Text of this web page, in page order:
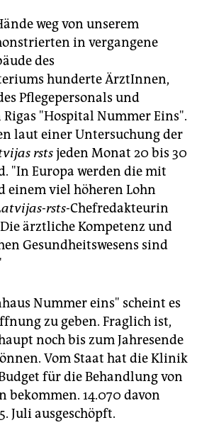
weg von unserem
in vergangene
des
hunderte ÄrztInnen,
Pflegepersonals und
"Hospital Nummer Eins".
laut einer Untersuchung der
rstsjeden Monat 20 bis 30
"In Europa werden die mit
einem viel höheren Lohn
rsts-Chefredakteurin
ärztliche Kompetenz und
Gesundheitswesens sind
Nummer eins" scheint es
zu geben. Fraglich ist,
noch bis zum Jahresende
Vom Staat hat die Klinik
für die Behandlung von
bekommen. 14.070 davon
Juli ausgeschöpft.